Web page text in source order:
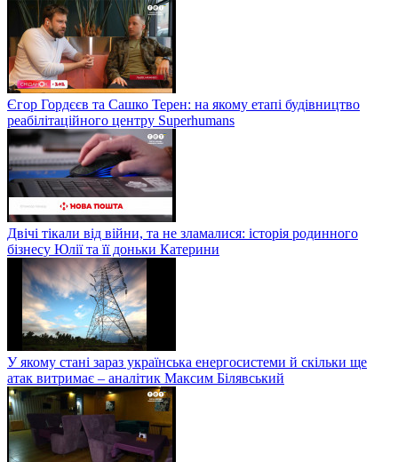
Єгор Гордєєв та Сашко Терен: на якому етапі будівництво
реабілітаційного центру Superhumans
Двічі тікали від війни, та не зламалися: історія родинного
бізнесу Юлії та її доньки Катерини
У якому стані зараз українська енергосистеми й скільки ще
атак витримає – аналітик Максим Білявський